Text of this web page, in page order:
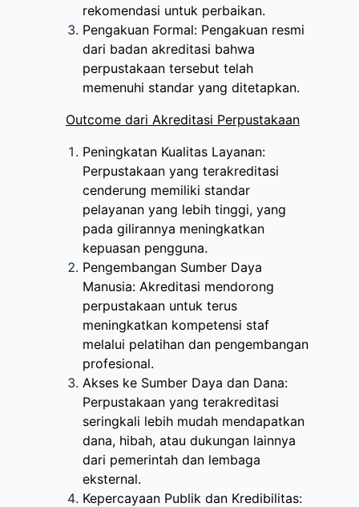
rekomendasi untuk perbaikan.
Pengakuan Formal: Pengakuan resmi
dari badan akreditasi bahwa
perpustakaan tersebut telah
memenuhi standar yang ditetapkan.
Outcome dari Akreditasi Perpustakaan
Peningkatan Kualitas Layanan:
Perpustakaan yang terakreditasi
cenderung memiliki standar
pelayanan yang lebih tinggi, yang
pada gilirannya meningkatkan
kepuasan pengguna.
Pengembangan Sumber Daya
Manusia: Akreditasi mendorong
perpustakaan untuk terus
meningkatkan kompetensi staf
melalui pelatihan dan pengembangan
profesional.
Akses ke Sumber Daya dan Dana:
Perpustakaan yang terakreditasi
seringkali lebih mudah mendapatkan
dana, hibah, atau dukungan lainnya
dari pemerintah dan lembaga
eksternal.
Kepercayaan Publik dan Kredibilitas: